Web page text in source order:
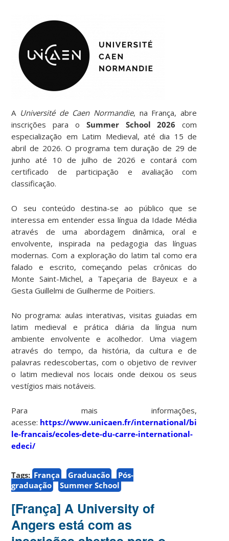
A Université de Caen Normandie, na França, abre
inscrições para o Summer School 2026 com
especialização em Latim Medieval, até dia 15 de
abril de 2026. O programa tem duração de 29 de
junho até 10 de julho de 2026 e contará com
certificado de participação e avaliação com
classificação.
O seu conteúdo destina-se ao público que se
interessa em entender essa língua da Idade Média
através de uma abordagem dinâmica, oral e
envolvente, inspirada na pedagogia das línguas
modernas. Com a exploração do latim tal como era
falado e escrito, começando pelas crônicas do
Monte Saint-Michel, a Tapeçaria de Bayeux e a
Gesta Guillelmi de Guilherme de Poitiers.
No programa: aulas interativas, visitas guiadas em
latim medieval e prática diária da língua num
ambiente envolvente e acolhedor. Uma viagem
através do tempo, da história, da cultura e de
palavras redescobertas, com o objetivo de reviver
o latim medieval nos locais onde deixou os seus
vestígios mais notáveis.
Para mais informações,
acesse: https://www.unicaen.fr/international/
le-francais/ecoles-dete-du-carre-international-
edeci/
Tags: França Graduação
Pós-
graduação
Summer School
[França] A University of
Angers está com as